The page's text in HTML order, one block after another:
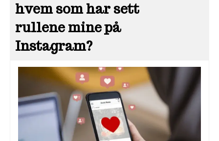
hvem som har sett
rullene mine på
Instagram?